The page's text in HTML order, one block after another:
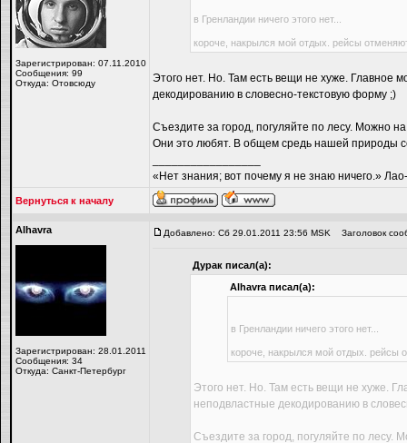
Зарегистрирован: 07.11.2010
Сообщения: 99
Откуда: Отовсюду
в Гренландии ничего этого нет...
короче, накрылся мой отдых. рейсы
Этого нет. Но. Там есть вещи не хуже. Главное
декодированию в словесно-текстовую форму ;)
Съездите за город, погуляйте по лесу. Можно
Они это любят. В общем средь нашей природы
«Нет знания; вот почему я не знаю ничего.»
Вернуться к началу
Alhavra
Зарегистрирован: 28.01.2011
Сообщения: 34
Откуда: Санкт-Петербург
Добавлено: Сб 29.01.2011 23:56 MSK Заголовок
Дyрaк писал(а):
Alhavra писал(а):
в Гренландии ничего этого нет...
короче, накрылся мой отдых. рейсы
Этого нет. Но. Там есть вещи не хуже.
неподвластные декодированию в
Съездите за город, погуляйте по лесу.